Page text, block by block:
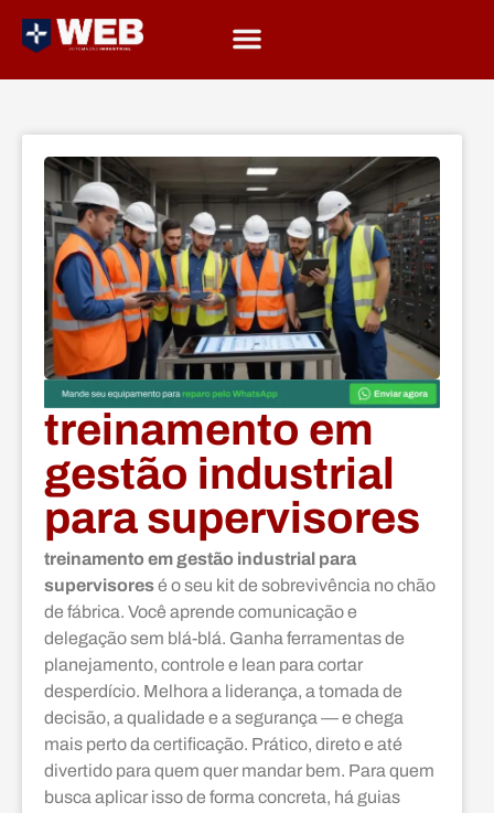
treinamento em
gestão industrial
para supervisores
treinamento em gestão industrial para
supervisoresé o seu kit de sobrevivência no chão
de fábrica. Você aprende comunicação e
delegação sem blá-blá. Ganha ferramentas de
planejamento, controle e lean para cortar
desperdício. Melhora a liderança, a tomada de
decisão, a qualidade e a segurança — e chega
mais perto da certificação. Prático, direto e até
divertido para quem quer mandar bem. Para quem
busca aplicar isso de forma concreta, há guias